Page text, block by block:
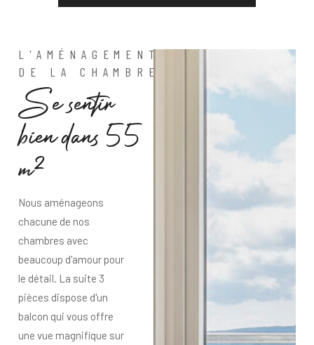
L'AMÉNAGEMENT
DE LA CHAMBRE
Sesentir
biendans 55
m²
Nous aménageons
chacune de nos
chambres avec
beaucoup d'amour pour
le détail. La suite 3
pièces dispose d'un
balcon qui vous offre
une vue magnifique sur